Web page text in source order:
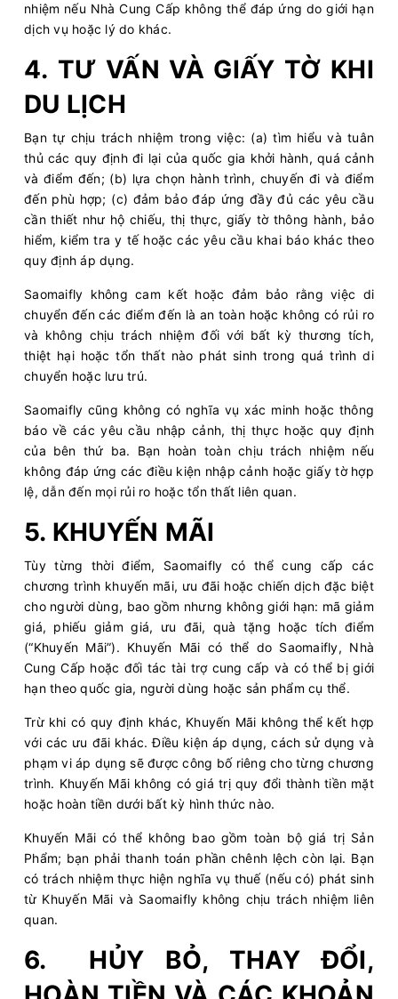
nhiệm nếu Nhà Cung Cấp không thể đáp ứng do giới hạn
dịch vụ hoặc lý do khác.
4. TƯ VẤN VÀ GIẤY TỜ KHI
DU LỊCH
Bạn tự chịu trách nhiệm trong việc: (a) tìm hiểu và tuân
thủ các quy định đi lại của quốc gia khởi hành, quá cảnh
và điểm đến; (b) lựa chọn hành trình, chuyến đi và điểm
đến phù hợp; (c) đảm bảo đáp ứng đầy đủ các yêu cầu
cần thiết như hộ chiếu, thị thực, giấy tờ thông hành, bảo
hiểm, kiểm tra y tế hoặc các yêu cầu khai báo khác theo
quy định áp dụng.
Saomaifly không cam kết hoặc đảm bảo rằng việc di
chuyển đến các điểm đến là an toàn hoặc không có rủi ro
và không chịu trách nhiệm đối với bất kỳ thương tích,
thiệt hại hoặc tổn thất nào phát sinh trong quá trình di
chuyển hoặc lưu trú.
Saomaifly cũng không có nghĩa vụ xác minh hoặc thông
báo về các yêu cầu nhập cảnh, thị thực hoặc quy định
của bên thứ ba. Bạn hoàn toàn chịu trách nhiệm nếu
không đáp ứng các điều kiện nhập cảnh hoặc giấy tờ hợp
lệ, dẫn đến mọi rủi ro hoặc tổn thất liên quan.
5. KHUYẾN MÃI
Tùy từng thời điểm, Saomaifly có thể cung cấp các
chương trình khuyến mãi, ưu đãi hoặc chiến dịch đặc biệt
cho người dùng, bao gồm nhưng không giới hạn: mã giảm
giá, phiếu giảm giá, ưu đãi, quà tặng hoặc tích điểm
(“Khuyến Mãi”). Khuyến Mãi có thể do Saomaifly, Nhà
Cung Cấp hoặc đối tác tài trợ cung cấp và có thể bị giới
hạn theo quốc gia, người dùng hoặc sản phẩm cụ thể.
Trừ khi có quy định khác, Khuyến Mãi không thể kết hợp
với các ưu đãi khác. Điều kiện áp dụng, cách sử dụng và
phạm vi áp dụng sẽ được công bố riêng cho từng chương
trình. Khuyến Mãi không có giá trị quy đổi thành tiền mặt
hoặc hoàn tiền dưới bất kỳ hình thức nào.
Khuyến Mãi có thể không bao gồm toàn bộ giá trị Sản
Phẩm; bạn phải thanh toán phần chênh lệch còn lại. Bạn
có trách nhiệm thực hiện nghĩa vụ thuế (nếu có) phát sinh
từ Khuyến Mãi và Saomaifly không chịu trách nhiệm liên
quan.
6. HỦY BỎ, THAY ĐỔI,